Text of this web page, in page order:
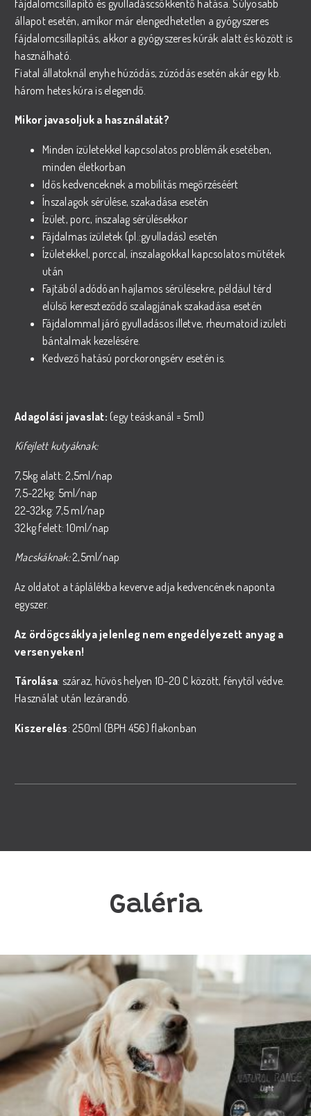
fájdalomcsillapító és gyulladáscsökkentő hatása. Súlyosabb
állapot esetén, amikor már elengedhetetlen a gyógyszeres
fájdalomcsillapítás, akkor a gyógyszeres kúrák alatt és között is
használható.
Fiatal állatoknál enyhe húzódás, zúzódás esetén akár egy kb.
három hetes kúra is elegendő.
Mikor javasoljuk a használatát?
Minden ízületekkel kapcsolatos problémák esetében,
minden életkorban
Idős kedvenceknek a mobilitás megőrzéséért
Ínszalagok sérülése, szakadása esetén
Ízület, porc, ínszalag sérülésekkor
Fájdalmas ízületek (pl.:gyulladás) esetén
Ízületekkel, porccal, ínszalagokkal kapcsolatos műtétek
után
Fajtából adódóan hajlamos sérülésekre, például térd
elülső kereszteződő szalagjának szakadása esetén
Fájdalommal járó gyulladásos illetve, rheumatoid izületi
bántalmak kezelésére.
Kedvező hatású porckorongsérv esetén is.
Adagolási javaslat: (egy teáskanál = 5ml)
Kifejlett kutyáknak:
7,5kg alatt: 2,5ml/nap
7,5-22kg: 5ml/nap
22-32kg: 7,5 ml/nap
32kg felett: 10ml/nap
Macskáknak:2,5ml/nap
Az oldatot a táplálékba keverve adja kedvencének naponta
egyszer.
Az ördögcsáklya jelenleg nem engedélyezett anyag a
versenyeken!
Tárolása: száraz, hűvös helyen 10-20 C között, fénytől védve.
Használat után lezárandó.
Kiszerelés: 250ml (BPH 456) flakonban
Galéria